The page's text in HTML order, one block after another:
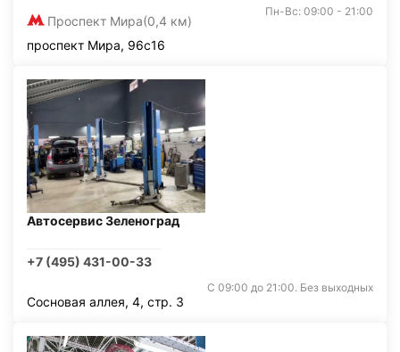
Проспект Мира(0,4 км)
Пн-Вс: 09:00 - 21:00
проспект Мира, 96с16
Автосервис Зеленоград
+7 (495) 431-00-33
С 09:00 до 21:00. Без выходных
Сосновая аллея, 4, стр. 3